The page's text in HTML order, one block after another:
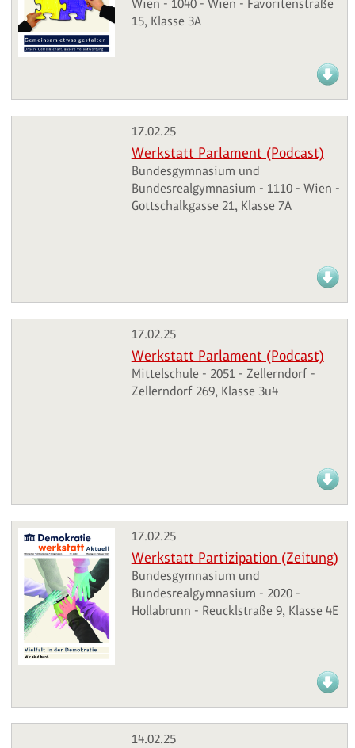
Wien - 1040 - Wien - Favoritenstraße
15, Klasse 3A
17.02.25
Werkstatt Parlament (Podcast)
Bundesgymnasium und
Bundesrealgymnasium - 1110 - Wien -
Gottschalkgasse 21, Klasse 7A
17.02.25
Werkstatt Parlament (Podcast)
Mittelschule - 2051 - Zellerndorf -
Zellerndorf 269, Klasse 3u4
17.02.25
Werkstatt Partizipation (Zeitung)
Bundesgymnasium und
Bundesrealgymnasium - 2020 -
Hollabrunn - Reucklstraße 9, Klasse 4E
14.02.25